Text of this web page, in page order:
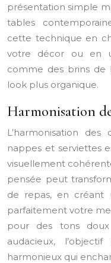
présentation simple
tables
cette technique en
votre décor ou en
comme des brins de
look plus organique.
Harmonisation
L’harmonisation
nappes et serviettes
visuellement
pensée peut
de repas, en créant
parfaitement votre
pour des tons
audacieux,
harmonieux qui